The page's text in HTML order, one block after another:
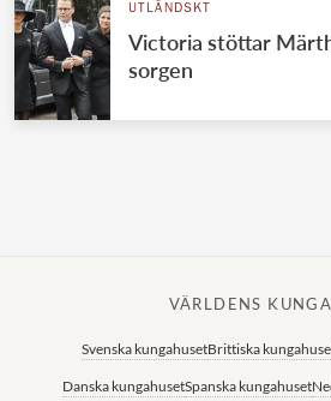
UTLÄNDSKT
Victoria stöttar
sorgen
VÄRLDENS
Svenska kungahusetBrittiska
Danska kungahusetSpanska kungahuset